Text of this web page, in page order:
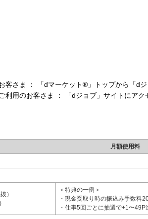
客さま ： 「dマーケット®」トップから「d
利用のお客さま ： 「dジョブ」サイトにアク
月額使用料
）
）
＜特典の一例＞
・現金受取り時の振込み手数料
・仕事5回ごとに抽選で+1〜